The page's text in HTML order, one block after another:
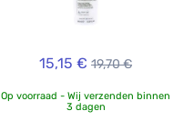
15,15 € 19,70 €
Op voorraad - Wij verzenden binnen
3 dagen